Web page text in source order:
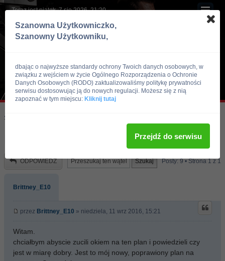
Teraz jest piątek, 7 sie 2026, 21:20
Skocz do:
Prosba o ocene planu na mase
ODPOWIEDZ Posty: 9 • Strona 1 z 1
Brittney_E10
przez Brittney_E10 » niedziela, 11 wrz 2016, 15:21
Witam.
chciałbym abyscie zucili okiem na ten plan i powiedzieli czy
jest w miarę dobry. Jest to mój nowy, poprawiony plan na
Szanowna Użytkowniczko,
Szanowny Użytkowniku,
dbając o najwyższe standardy ochrony Twoich danych osobowych, w
związku z wejściem w życie Ogólnego Rozporządzenia o Ochronie
Danych Osobowych (RODO) zaktualizowaliśmy politykę prywatności
serwisu dostosowując ją do nowych regulacji. Możesz się z nią
zapoznać w tym miejscu: Kliknij tutaj
Przejdź do serwisu